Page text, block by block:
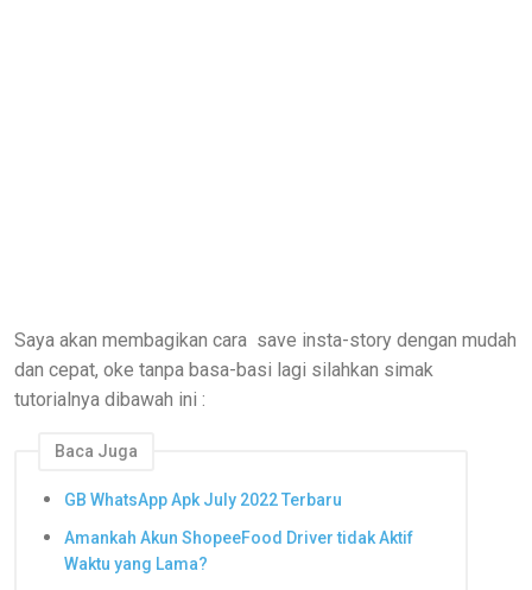
Saya akan membagikan cara save insta-story dengan mudah
dan cepat, oke tanpa basa-basi lagi silahkan simak
tutorialnya dibawah ini :
Baca Juga
GB WhatsApp Apk July 2022 Terbaru
Amankah Akun ShopeeFood Driver tidak Aktif
Waktu yang Lama?